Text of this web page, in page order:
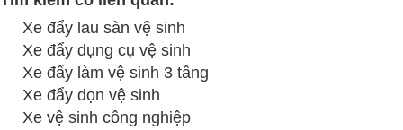
Xe đẩy lau sàn vệ sinh
Xe đẩy dụng cụ vệ sinh
Xe đẩy làm vệ sinh 3 tầng
Xe đẩy dọn vệ sinh
Xe vệ sinh công nghiệp